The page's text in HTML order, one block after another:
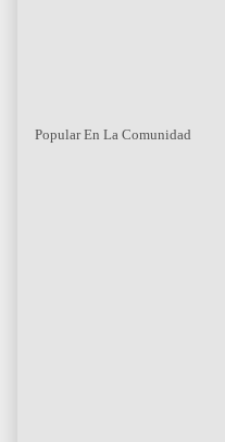
Popular En La Comunidad